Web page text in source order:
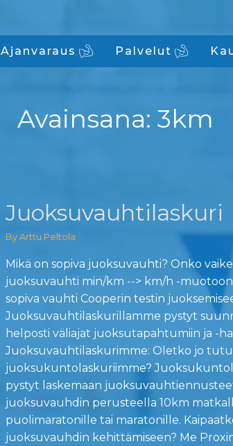
Ajanvaraus Palvelut
Avainsana: 3km
Juoksuvauhtilaskuri
By Arttu Peltola
Mikä on sopiva juoksuvauhti? Onko
juoksuvauhti min/km --> km/h -
sopiva vauhti Cooperin testin
Juoksuvauhtilaskurillamme pystyt
helposti väliajat juoksutapahtumiin ja -
Juoksuvauhtilaskurimme: Oletko jo
juoksukuntolaskuriimme?
pystyt laskemaan
juoksuvauhdin perusteella 10km
puolimaratonille tai maratonille.
juoksuvauhdin kehittämiseen? Me